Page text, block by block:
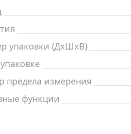
упаковки (ДxШxВ)
предела измерения
функции